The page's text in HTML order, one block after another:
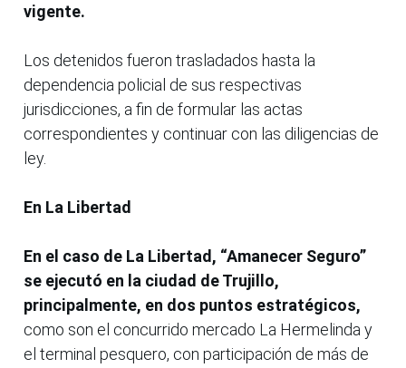
vigente.
Los detenidos fueron trasladados hasta la
dependencia policial de sus respectivas
jurisdicciones, a fin de formular las actas
correspondientes y continuar con las diligencias de
ley.
En La Libertad
En el caso de La Libertad, “Amanecer Seguro”
se ejecutó en la ciudad de Trujillo,
principalmente, en dos puntos estratégicos,
como son el concurrido mercado La Hermelinda y
el terminal pesquero, con participación de más de